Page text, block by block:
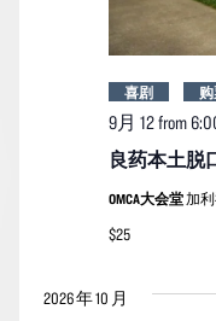
良药本土脱
9月 12 from
喜剧
OMCA大会堂加
$25
2026 年 10 月